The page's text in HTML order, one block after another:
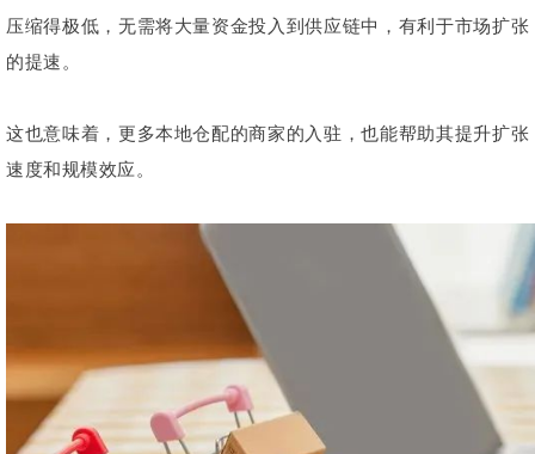
压缩得极低，无需将大量资金投入到供应链中，有利于市场扩张
的提速。
这也意味着，更多本地仓配的商家的入驻，也能帮助其提升扩张
速度和规模效应。